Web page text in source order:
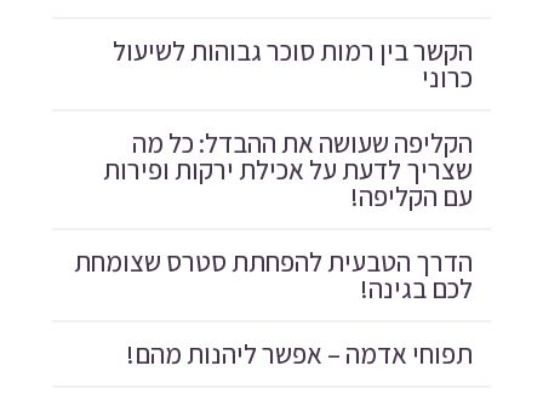
הקשר בין רמות סוכר גבוהות לשיעול
כרוני
הקליפה שעושה את ההבדל: כל מה
שצריך לדעת על אכילת ירקות ופירות
עם הקליפה!
הדרך הטבעית להפחתת סטרס שצומחת
לכם בגינה!
תפוחי אדמה – אפשר ליהנות מהם!